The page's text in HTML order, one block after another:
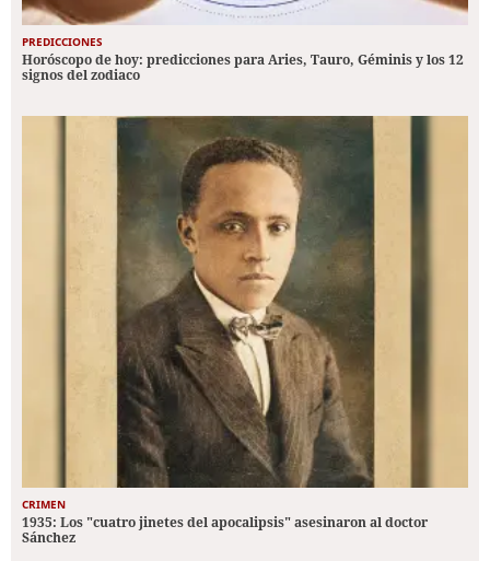
PREDICCIONES
Horóscopo de hoy: predicciones para Aries, Tauro, Géminis y los 12
signos del zodiaco
CRIMEN
1935: Los "cuatro jinetes del apocalipsis" asesinaron al doctor
Sánchez